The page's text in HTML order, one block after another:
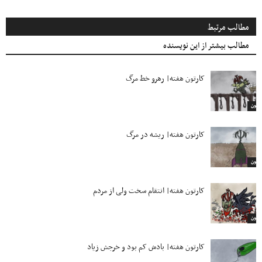
مطالب مرتبط
مطالب بیشتر از این نویسنده
کارتون
کارتون هفته| رهرو خط مرگ
کارتون
کارتون هفته| ریشه در مرگ
کارتون
کارتون هفته| انتقام سخت ولی از مردم
کارتون هفته| بادش کم بود و خرجش زیاد